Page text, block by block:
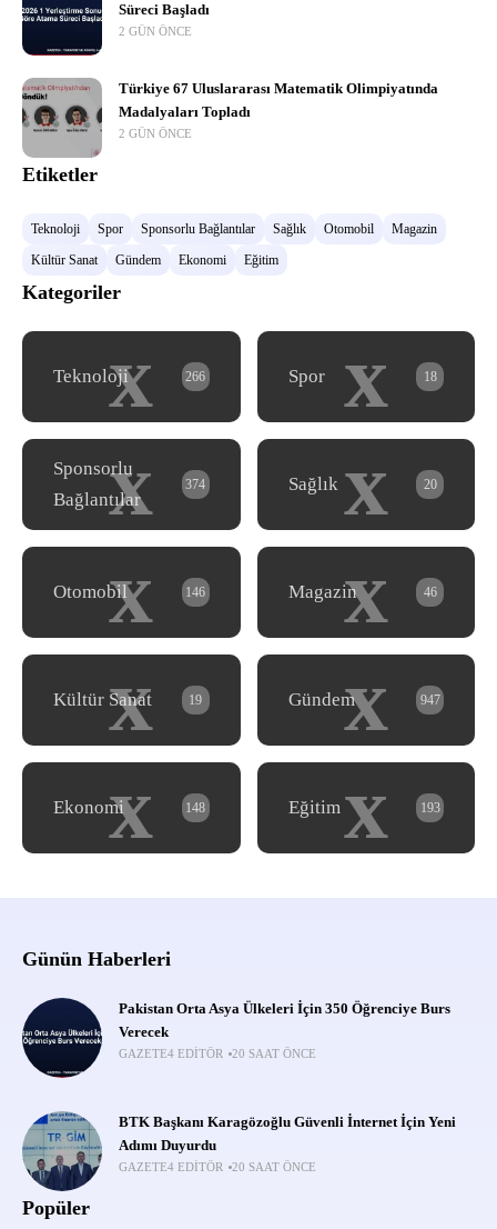
Süreci Başladı
2 GÜN ÖNCE
Türkiye 67 Uluslararası Matematik Olimpiyatında
Madalyaları Topladı
2 GÜN ÖNCE
Etiketler
Teknoloji Spor Sponsorlu Bağlantılar Sağlık Otomobil
Magazin
Kültür Sanat
Gündem Ekonomi Eğitim
Kategoriler
x
Teknoloji 266 x
Spor 18
x
Sponsorlu
Bağlantılar
374 x
Sağlık 20
x
Otomobil 146 x
Magazin 46
x
Kültür Sanat 19 x
Gündem 947
x
Ekonomi 148 x
Eğitim 193
Günün Haberleri
Pakistan Orta Asya Ülkeleri İçin 350 Öğrenciye Burs
Verecek
GAZETE4 EDITÖR 20 SAAT ÖNCE
BTK Başkanı Karagözoğlu Güvenli İnternet İçin Yeni
Adımı Duyurdu
GAZETE4 EDITÖR 20 SAAT ÖNCE
Popüler